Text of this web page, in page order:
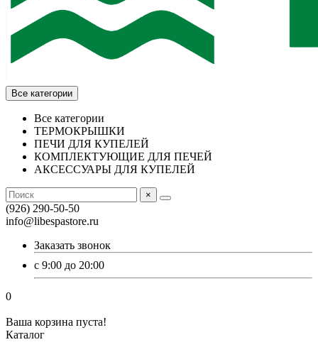
Все категории
Все категории
ТЕРМОКРЫШКИ
ПЕЧИ ДЛЯ КУПЕЛЕЙ
КОМПЛЕКТУЮЩИЕ ДЛЯ ПЕЧЕЙ
АКСЕССУАРЫ ДЛЯ КУПЕЛЕЙ
×
(926) 290-50-50
info@libespastore.ru
Заказать звонок
с 9:00 до 20:00
0
Ваша корзина пуста!
Каталог